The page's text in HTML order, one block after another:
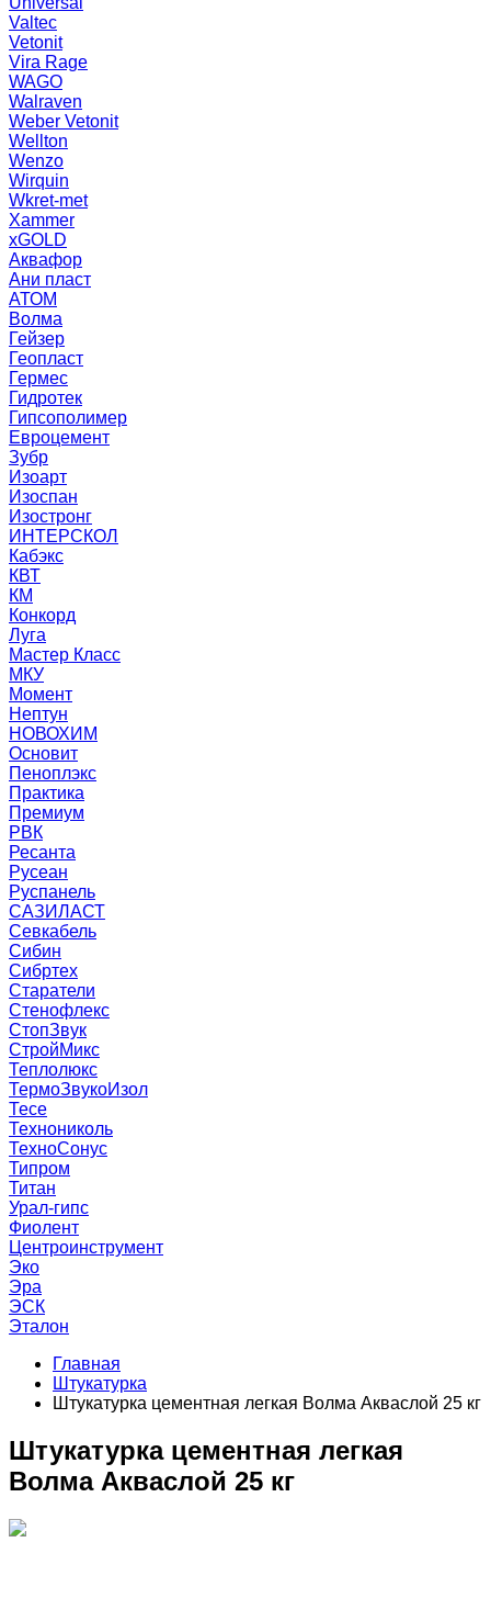
Valtec
Vetonit
Vira Rage
WAGO
Walraven
Weber Vetonit
Wellton
Wenzo
Wirquin
Wkret-met
Xammer
xGOLD
Аквафор
Ани пласт
АТОМ
Волма
Гейзер
Геопласт
Гермес
Гидротек
Гипсополимер
Евроцемент
Зубр
Изоарт
Изоспан
Изостронг
ИНТЕРСКОЛ
Кабэкс
КВТ
КМ
Конкорд
Луга
Мастер Класс
МКУ
Момент
Нептун
НОВОХИМ
Основит
Пеноплэкс
Практика
Премиум
РВК
Ресанта
Русеан
Руспанель
САЗИЛАСТ
Севкабель
Сибин
Сибртех
Старатели
Стенофлекс
СтопЗвук
СтройМикс
Теплолюкс
ТермоЗвукоИзол
Тесе
Технониколь
ТехноСонус
Типром
Титан
Урал-гипс
Фиолент
Центроинструмент
Эко
Эра
ЭСК
Эталон
Главная
Штукатурка
Штукатурка цементная легкая Волма Акваслой 25 кг
Штукатурка цементная легкая
Волма Акваслой 25 кг